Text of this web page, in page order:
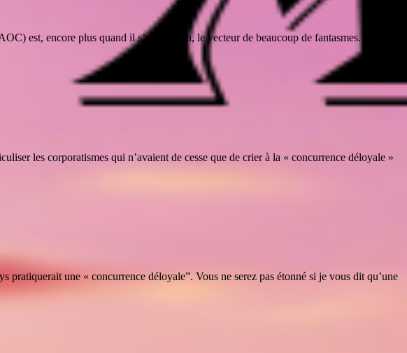
est, encore plus quand il s’agit de vin, le vecteur de beaucoup de fantasmes. Elle
les corporatismes qui n’avaient de cesse que de crier à la « concurrence déloyale »
une « concurrence déloyale”. Vous ne serez pas étonné si je vous dit qu’une